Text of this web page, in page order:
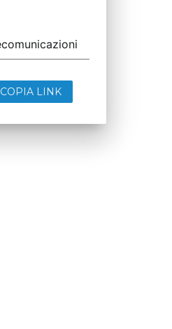
COPIA LINK